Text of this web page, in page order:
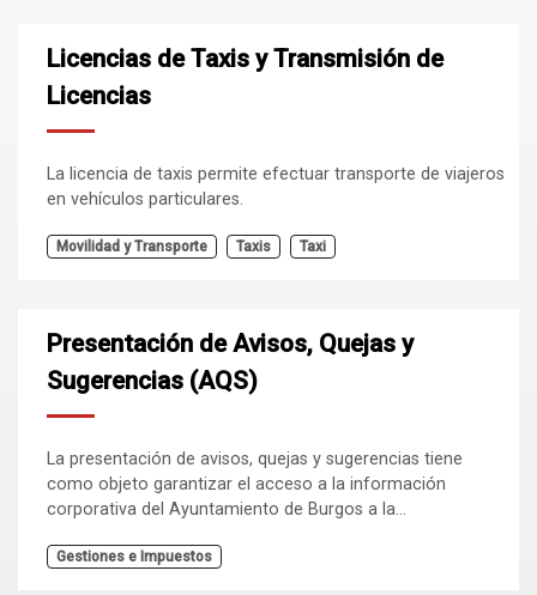
Licencias de Taxis y Transmisión de
Licencias
La licencia de taxis permite efectuar transporte de viajeros
en vehículos particulares.
Movilidad y Transporte Taxis Taxi
Presentación de Avisos, Quejas y
Sugerencias (AQS)
La presentación de avisos, quejas y sugerencias tiene
como objeto garantizar el acceso a la información
corporativa del Ayuntamiento de Burgos a la...
Gestiones e Impuestos